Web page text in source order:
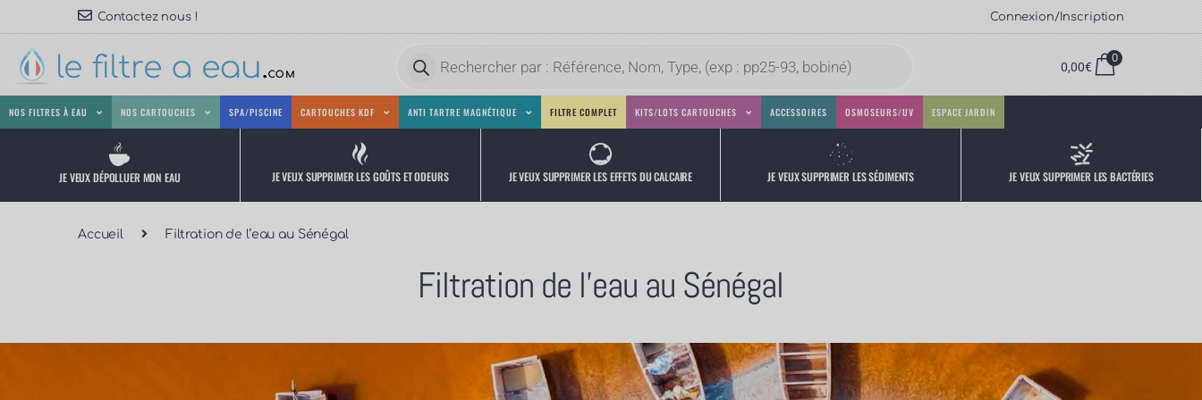
Contactez nous ! Connexion/Inscription
0,00€
0
NOS FILTRES À EAU NOS CARTOUCHES SPA/PISCINE CARTOUCHES KDF ANTI TARTRE MAGNÉTIQUE FILTRE COMPLET KITS/LOTS CARTOUCHES ACCESSOIRES OSMOSEURS/UV ESPACE JARDIN
JE VEUX DÉPOLLUER MON EAU JE VEUX SUPPRIMER LES GOÛTS ET ODEURS JE VEUX SUPPRIMER LES EFFETS DU CALCAIRE JE VEUX SUPPRIMER LES SÉDIMENTS JE VEUX SUPPRIMER LES BACTÉRIES
Accueil Filtration de l’eau au Sénégal
Filtration de l’eau au Sénégal